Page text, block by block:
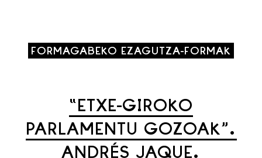
FORMAGABEKO EZAGUTZA-FORMAK
“ETXE-GIROKO
PARLAMENTU GOZOAK”.
ANDRÉS JAQUE.